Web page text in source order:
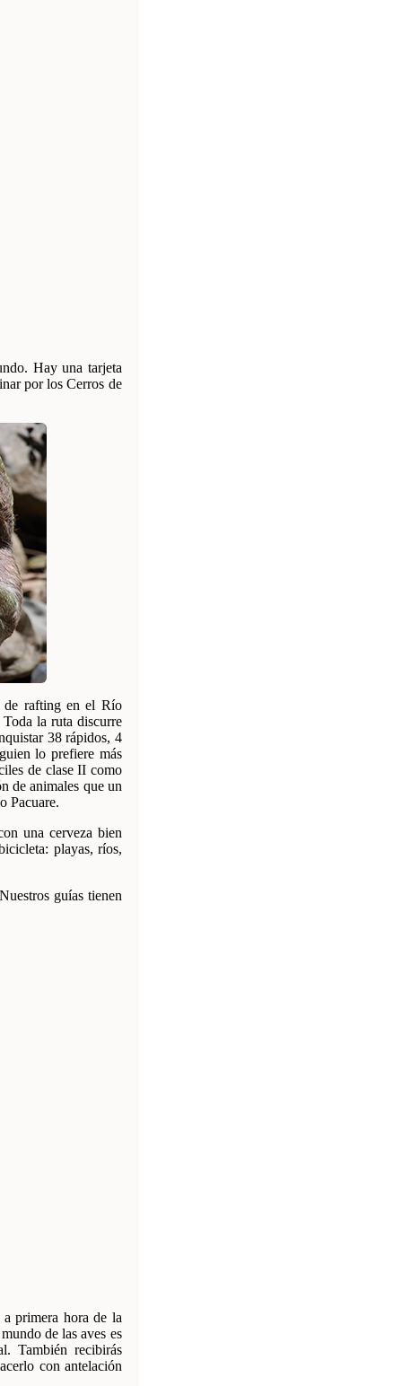
Hay una tarjeta
por los Cerros de
de rafting en el Río
la ruta discurre
38 rápidos, 4
lo prefiere más
de clase II como
de animales que un
Pacuare.
una cerveza bien
playas, ríos,
guías tienen
primera hora de la
de las aves es
También recibirás
con antelación